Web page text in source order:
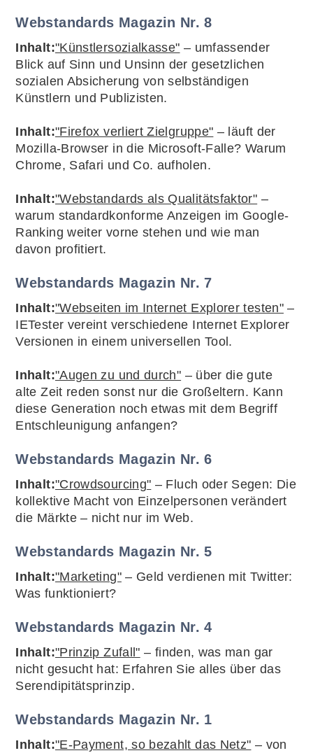
Webstandards Magazin Nr. 8
Inhalt:"Künstlersozialkasse" – umfassender
Blick auf Sinn und Unsinn der gesetzlichen
sozialen Absicherung von selbständigen
Künstlern und Publizisten.
Inhalt:"Firefox verliert Zielgruppe" – läuft der
Mozilla-Browser in die Microsoft-Falle? Warum
Chrome, Safari und Co. aufholen.
Inhalt:"Webstandards als Qualitätsfaktor" –
warum standardkonforme Anzeigen im Google-
Ranking weiter vorne stehen und wie man
davon profitiert.
Webstandards Magazin Nr. 7
Inhalt:"Webseiten im Internet Explorer testen"–
IETester vereint verschiedene Internet Explorer
Versionen in einem universellen Tool.
Inhalt:"Augen zu und durch" – über die gute
alte Zeit reden sonst nur die Großeltern. Kann
diese Generation noch etwas mit dem Begriff
Entschleunigung anfangen?
Webstandards Magazin Nr. 6
Inhalt:"Crowdsourcing" – Fluch oder Segen: Die
kollektive Macht von Einzelpersonen verändert
die Märkte – nicht nur im Web.
Webstandards Magazin Nr. 5
Inhalt:"Marketing"– Geld verdienen mit Twitter:
Was funktioniert?
Webstandards Magazin Nr. 4
Inhalt:"Prinzip Zufall" – finden, was man gar
nicht gesucht hat: Erfahren Sie alles über das
Serendipitätsprinzip.
Webstandards Magazin Nr. 1
Inhalt:"E-Payment, so bezahlt das Netz" – von